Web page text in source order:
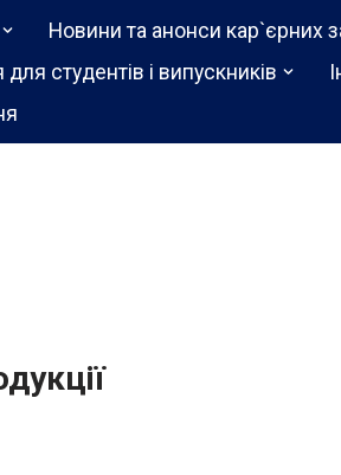
Новини та анонси кар`єрних
для студентів і випускників